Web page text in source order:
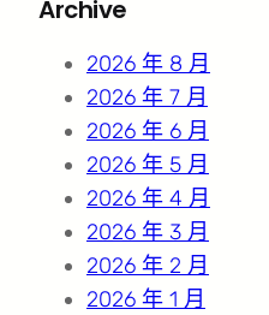
c
Archive
2026 年 8 月
2026 年 7 月
2026 年 6 月
2026 年 5 月
2026 年 4 月
2026 年 3 月
2026 年 2 月
2026 年 1 月